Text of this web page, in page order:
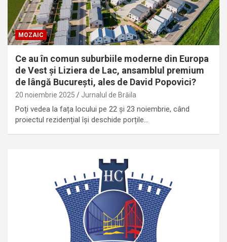
MOZAIC
Ce au în comun suburbiile moderne din Europa
de Vest și Liziera de Lac, ansamblul premium
de lângă București, ales de David Popovici?
20 noiembrie 2025 Jurnalul de Brăila
Poți vedea la fața locului pe 22 și 23 noiembrie, când
proiectul rezidențial își deschide porțile…